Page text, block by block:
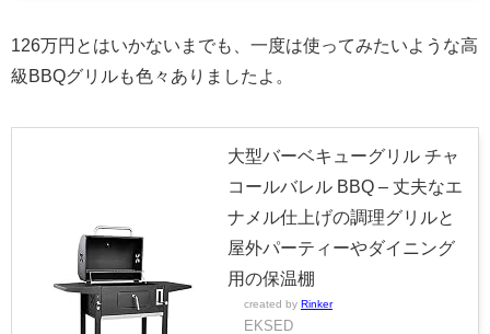
126万円とはいかないまでも、一度は使ってみたいような高
級BBQグリルも色々ありましたよ。
大型バーベキューグリル チャ
コールバレル BBQ – 丈夫なエ
ナメル仕上げの調理グリルと
屋外パーティーやダイニング
用の保温棚
created by Rinker
EKSED